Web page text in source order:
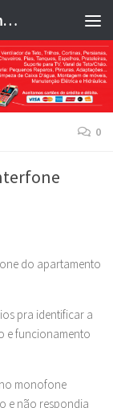
Jean Fabio - Marido de Aluguel em Americana SP e região - JFMA
0
do apartamento
pra identificar a
e funcionamento
monofone
e não respondia